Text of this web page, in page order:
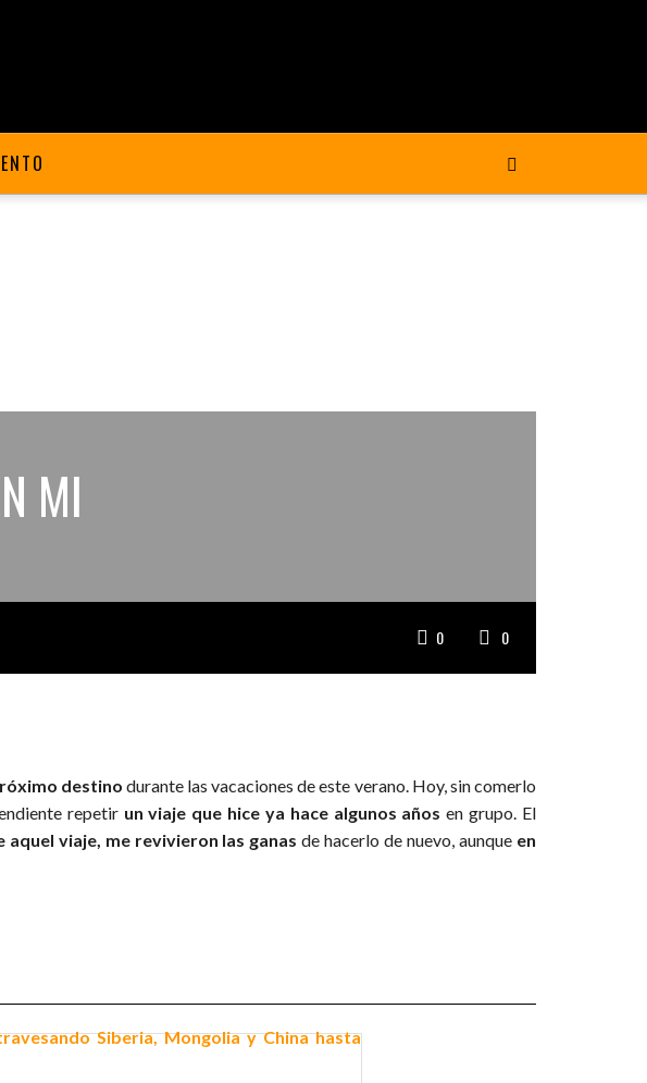
MI
0 0
destino durante las vacaciones de este verano. Hoy, sin comerlo
repetir un viaje que hice ya hace algunos años en grupo. El
aquel viaje, me revivieron las ganas de hacerlo de nuevo, aunque en